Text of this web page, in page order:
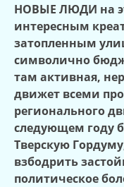
НОВЫЕ ЛЮДИ на
интересным
затопленным
символично
там активная,
движет всеми
регионального
следующем году
Тверскую
взбодрить
политическое